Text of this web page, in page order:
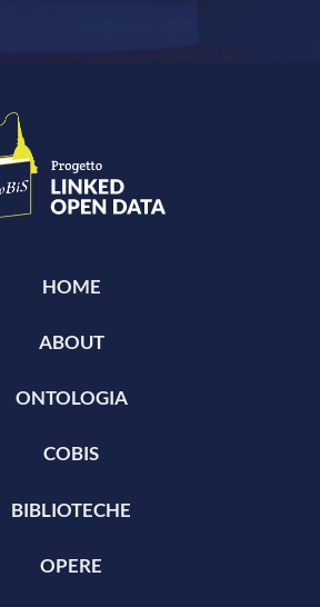
HOME
ABOUT
ONTOLOGIA
COBIS
BIBLIOTECHE
OPERE